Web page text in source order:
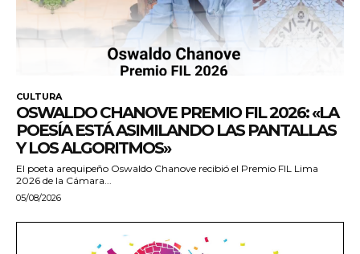
CULTURA
OSWALDO CHANOVE PREMIO FIL 2026: «LA
POESÍA ESTÁ ASIMILANDO LAS PANTALLAS
Y LOS ALGORITMOS»
El poeta arequipeño Oswaldo Chanove recibió el Premio FIL Lima
2026 de la Cámara...
05/08/2026